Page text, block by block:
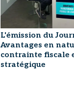
L'émission du
Avantages en
contrainte fiscale
stratégique